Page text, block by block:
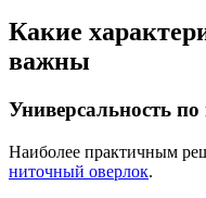
Какие
важны
Универсальность
Наиболее практичным
ниточный оверлок.